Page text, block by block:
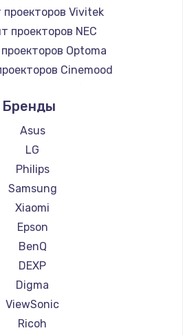
проекторов Vivitek
проекторов NEC
Optoma
Cinemood
проекторов Barco
проекторов Xgimi
проекторов Canon
проекторов JVC
проекторов Casio
проекторов Hiper
HITACHI
Panasonic
Hisense
Бренды
Asus
LG
Philips
Samsung
Xiaomi
Epson
BenQ
DEXP
Digma
ViewSonic
Ricoh